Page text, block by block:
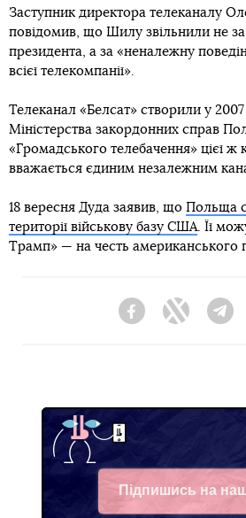
Заступник директора телеканалу
повідомив, що Шилу звільнили не
президента, а за «неналежну
всієї телекомпанії».
Телеканал «Белсат» створили у
Міністерства закордонних справ
«Громадського телебачення» цієї ж
вважається єдиним незалежним
18 вересня Дуда заявив, що Польща
території військову базу США . Її
Трамп» — на честь американського
FacebookTwitter
Підпишись на
Facebook